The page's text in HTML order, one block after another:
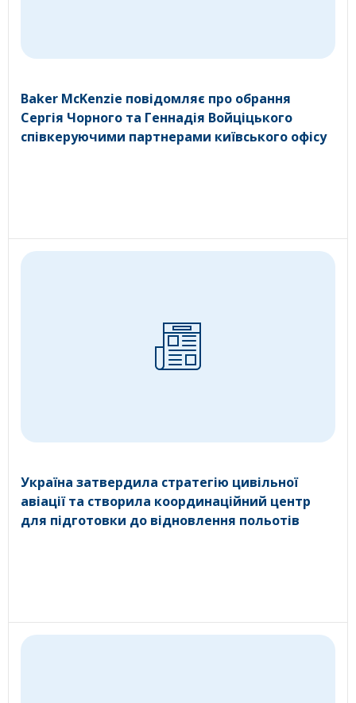
Baker McKenzie повідомляє про обрання
Сергія Чорного та Геннадія Войціцького
співкеруючими партнерами київського офісу
Україна затвердила стратегію цивільної
авіації та створила координаційний центр
для підготовки до відновлення польотів